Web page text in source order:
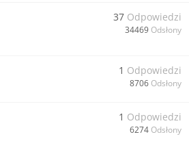
37 Odpowiedzi
34469 Odsłony
1 Odpowiedzi
8706 Odsłony
1 Odpowiedzi
6274 Odsłony